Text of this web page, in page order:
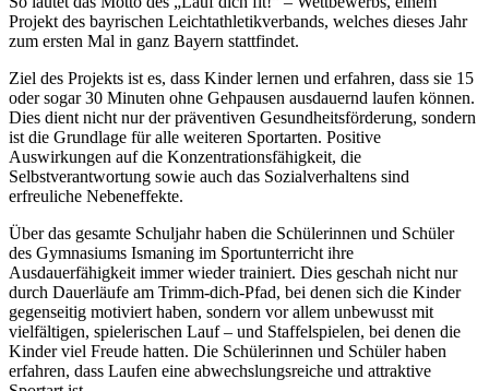
Projekt des bayrischen Leichtathletikverbands, welches dieses Jahr
zum ersten Mal in ganz Bayern stattfindet.
Ziel des Projekts ist es, dass Kinder lernen und erfahren, dass sie 15
oder sogar 30 Minuten ohne Gehpausen ausdauernd laufen können.
Dies dient nicht nur der präventiven Gesundheitsförderung, sondern
ist die Grundlage für alle weiteren Sportarten. Positive
Auswirkungen auf die Konzentrationsfähigkeit, die
Selbstverantwortung sowie auch das Sozialverhaltens sind
erfreuliche Nebeneffekte.
Über das gesamte Schuljahr haben die Schülerinnen und Schüler
des Gymnasiums Ismaning im Sportunterricht ihre
Ausdauerfähigkeit immer wieder trainiert. Dies geschah nicht nur
durch Dauerläufe am Trimm-dich-Pfad, bei denen sich die Kinder
gegenseitig motiviert haben, sondern vor allem unbewusst mit
vielfältigen, spielerischen Lauf – und Staffelspielen, bei denen die
Kinder viel Freude hatten. Die Schülerinnen und Schüler haben
erfahren, dass Laufen eine abwechslungsreiche und attraktive